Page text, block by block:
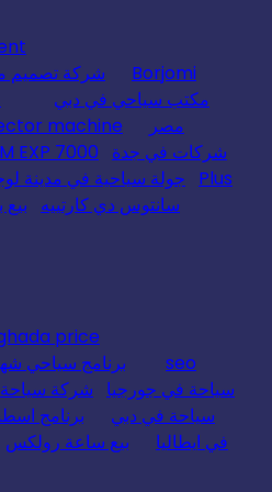
Borjomi
شركة تصميم
مكتب سياحي في دبي
مصر
machine
شركات في جدة
EXP 7000
Plus
جولة سياحية في مدينة
سانتوس دي كارتييه
price
seo
برنامج سياحي
سياحة في جورجيا
شركة
سياحة في دبي
برنامج اسطنبول
في ايطاليا
بيع ساعة رولكس